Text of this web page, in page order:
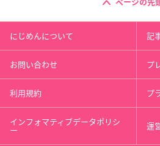
ページの先
にじめんについて 記
お問い合わせ プ
利用規約 プ
インフォマティブデータポリシ
ー 運